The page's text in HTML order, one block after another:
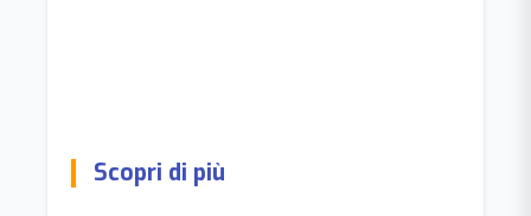
Scopri di più